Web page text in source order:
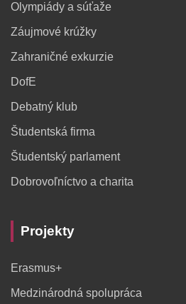
Olympiády a súťaže
Záujmové krúžky
Zahraničné exkurzie
DofE
Debatný klub
Študentská firma
Študentský parlament
Dobrovoľníctvo a charita
Projekty
Erasmus+
Medzinárodná spolupráca